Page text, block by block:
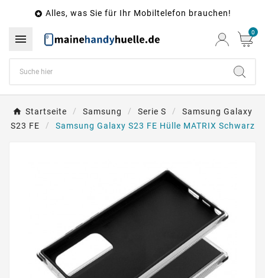
 Alles, was Sie für Ihr Mobiltelefon brauchen!
 0
Startseite Samsung Serie S
Samsung Galaxy
S23 FE
Samsung Galaxy S23 FE Hülle MATRIX Schwarz